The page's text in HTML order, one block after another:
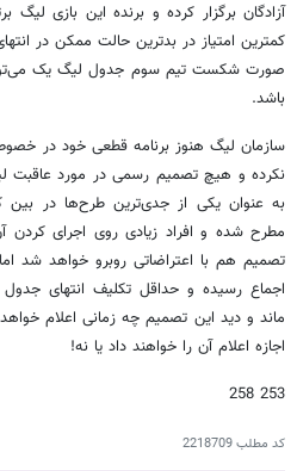
آزادگان برگزار کرده و برنده این بازی
کمترین امتیاز در بدترین حالت ممکن در
صورت شکست تیم سوم جدول لیگ یک
باشد.
سازمان لیگ هنوز برنامه قطعی خود در
نکرده و هیچ تصمیم رسمی در مورد عاقبت
به عنوان یکی از جدی‌ترین طرح‌ها در بین
مطرح شده و افراد زیادی روی اجرای کردن
تصمیم هم با اعتراضاتی روبرو خواهد شد
اجماع رسیده و حداقل تکلیف انتهای
ماند و دید این تصمیم چه زمانی اعلام
اجازه اعلام آن را خواهند داد یا نه!
253 258
کد مطلب2218709